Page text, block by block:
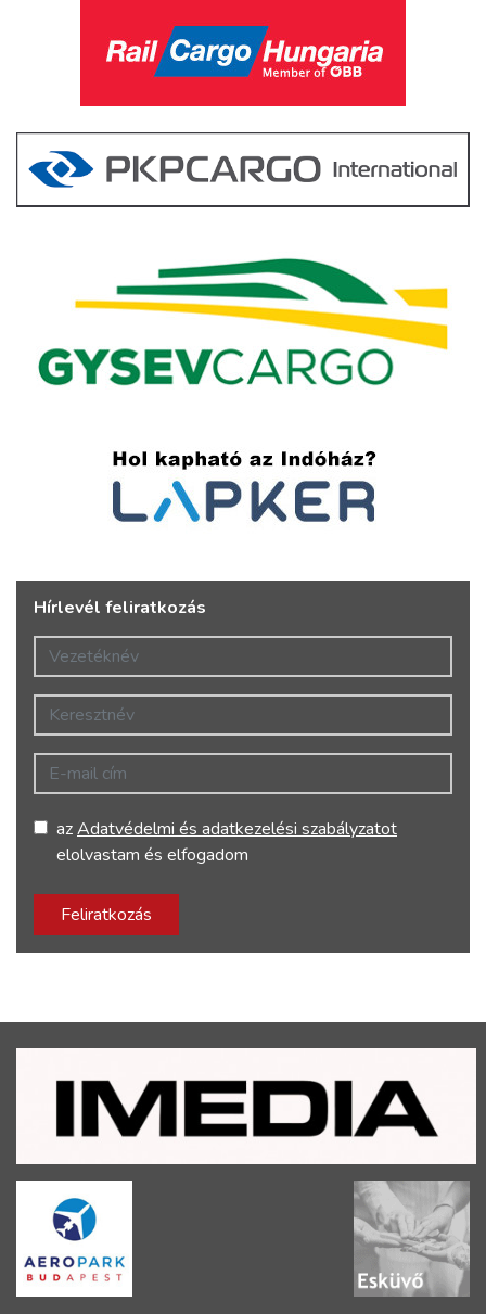
Hírlevél feliratkozás
Vezetéknév
Keresztnév
E-mail cím
azAdatvédelmi és adatkezelési szabályzatot
elolvastam és elfogadom
Feliratkozás